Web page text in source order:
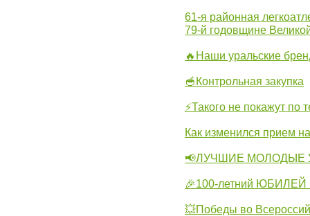
61-я районная
79-й годовщине
🔥Наши уральские
🥣Контрольная закупка
⚡Такого не покажут по
Как изменился прием
📢ЛУЧШИЕ МОЛОДЫЕ
🎉100-летний ЮБИЛЕЙ
💥Победы во